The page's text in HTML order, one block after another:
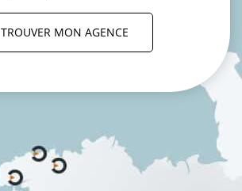
TROUVER MON AGENCE